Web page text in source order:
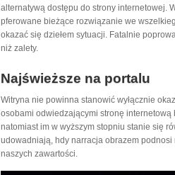
alternatywą dostępu do strony internetowej.
pferowane bieżące rozwiązanie we
okazać się dziełem sytuacji. Fatalnie
niż zalety.
Najświeższe na portalu
Witryna nie powinna stanowić wyłącznie
osobami odwiedzającymi stronę internetową
natomiast im w wyższym stopniu stanie się
udowadniają, hdy narracja obrazem
naszych zawartości.